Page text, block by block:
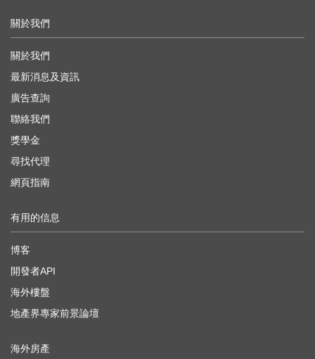
關於我們
關於我們
最新消息及資訊
廣告查詢
聯絡我們
獎學金
尋找代理
網頁指南
有用的信息
博客
開發者API
海外樓盤
地產界專家前景論壇
海外房產